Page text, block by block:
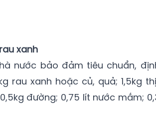
xanh
nước bảo đảm tiêu chuẩn,
rau xanh hoặc củ, quả; 1,5kg
đường; 0,75 lít nước mắm;